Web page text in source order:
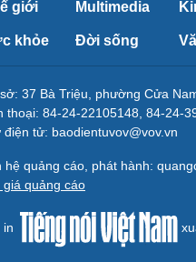
giới Multimedia
khỏe Đời sống
37 Bà Triệu, phường Cửa
thoại: 84-24-22105148, 84-24-
điện tử: baodientuvov@vov.vn
hệ quảng cáo, phát hành:
giá quảng cáo
in